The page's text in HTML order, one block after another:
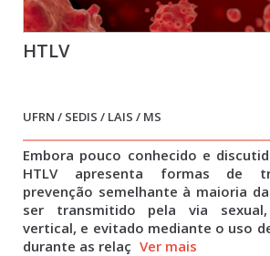
HTLV
UFRN / SEDIS / LAIS / MS
Embora pouco conhecido e
HTLV apresenta formas de
prevenção semelhante à maioria
ser transmitido pela via
vertical, e evitado mediante o uso
durante as relaç Ver mais